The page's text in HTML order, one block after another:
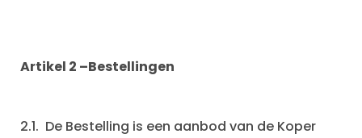
Artikel 2 –Bestellingen
2.1. De Bestelling is een aanbod van de Koper